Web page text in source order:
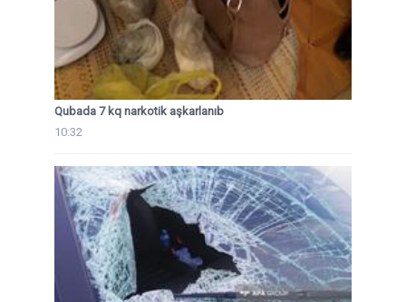
Qubada 7 kq narkotik aşkarlanıb
10:32